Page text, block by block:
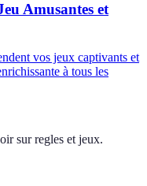
Amusantes et
vos jeux captivants et
à tous les
sur regles et jeux.